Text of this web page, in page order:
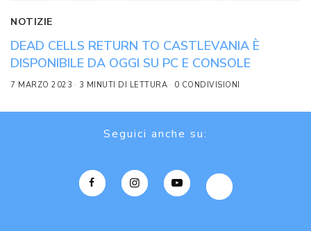
NOTIZIE
DEAD CELLS RETURN TO CASTLEVANIA È
DISPONIBILE DA OGGI SU PC E CONSOLE
7 MARZO 2023 3 MINUTI DI LETTURA 0 CONDIVISIONI
Seguici anche su: